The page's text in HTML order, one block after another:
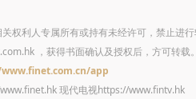
权利人专属所有或持有未经许可，禁止进
，获得书面确认及授权后，方可转载。
app
现代电视https://www.fintv.hk